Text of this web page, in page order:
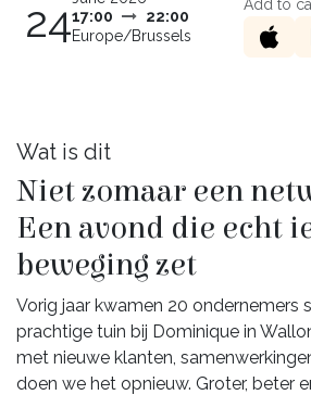
2417:00
22:00
Europe/Brussels
Add to
Wat is dit
Niet zomaar een
Een avond die echt
beweging zet
Vorig jaar kwamen 20 ondernemers
prachtige tuin bij Dominique in
met nieuwe klanten,
doen we het opnieuw. Groter, beter